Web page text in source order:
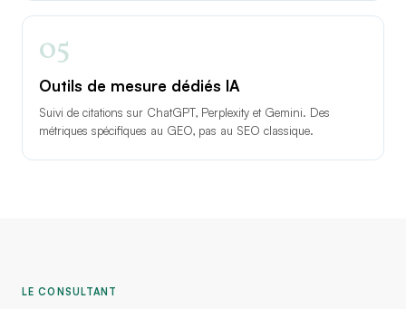
05
Outils de mesure dédiés IA
Suivi de citations sur ChatGPT, Perplexity et Gemini. Des
métriques spécifiques au GEO, pas au SEO classique.
LE CONSULTANT